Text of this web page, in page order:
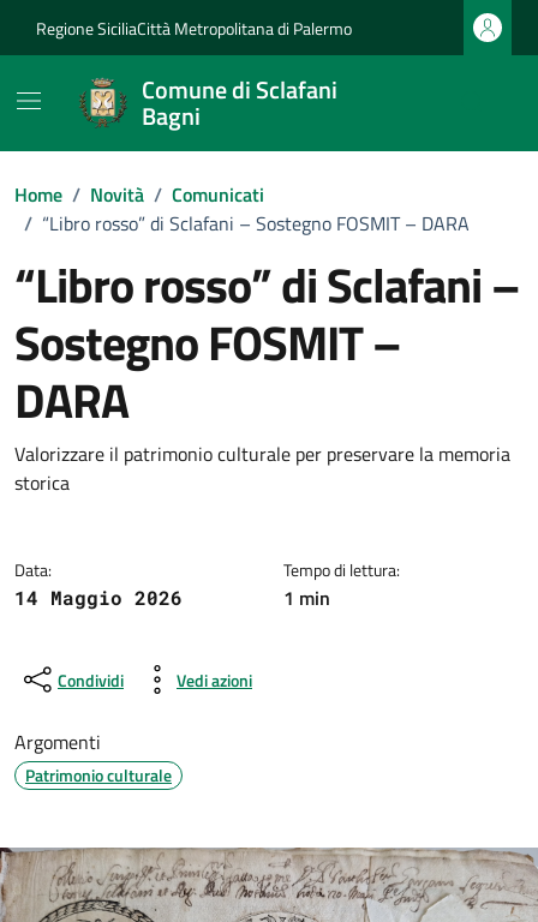
Regione SiciliaCittà Metropolitana di Palermo
Comune di Sclafani
Bagni
Home / Novità / Comunicati
/ “Libro rosso” di Sclafani – Sostegno FOSMIT – DARA
“Libro rosso” di Sclafani –
Sostegno FOSMIT –
DARA
Dettagli della notizia
Valorizzare il patrimonio culturale per preservare la memoria
storica
Data:
14 Maggio 2026
Tempo di lettura:
1 min
Condividi Vedi azioni
Argomenti
Patrimonio culturale